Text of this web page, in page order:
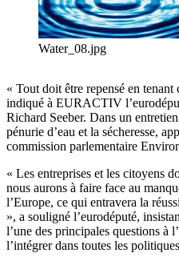
Water_08.jpg
« Tout doit être repensé en
indiqué à EURACTIV
Richard Seeber. Dans un
pénurie d’eau et la sécheresse,
commission parlementaire
« Les entreprises et les citoyens
nous aurons à faire face au
l’Europe, ce qui entravera la
», a souligné l’eurodéputé,
l’une des principales questions à
l’intégrer dans toutes les